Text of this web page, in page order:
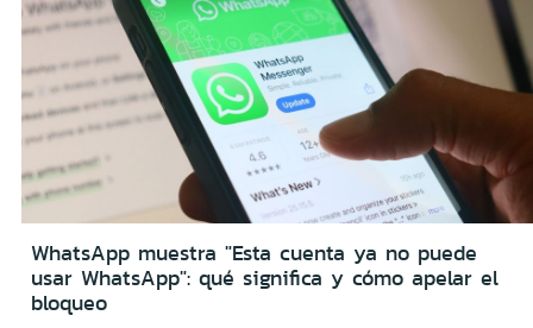
WhatsApp muestra "Esta cuenta ya no puede
usar WhatsApp": qué significa y cómo apelar el
bloqueo